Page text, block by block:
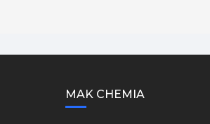
MAK CHEMIA